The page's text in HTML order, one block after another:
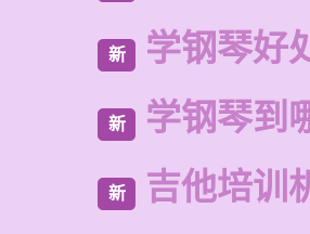
新 学钢琴好
新 学钢琴到
新 吉他培训